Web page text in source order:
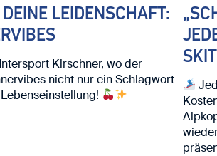
LEIDENSCHAFT:
Kirschner, wo der
nicht nur ein Schlagwort